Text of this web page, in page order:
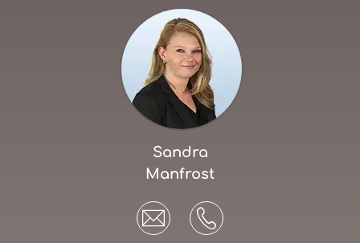
Sandra
Manfrost